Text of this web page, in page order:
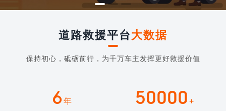
道路救援平台大数据
保持初心，砥砺前行，为千万车主发挥更好救援价值
6年 50000 +